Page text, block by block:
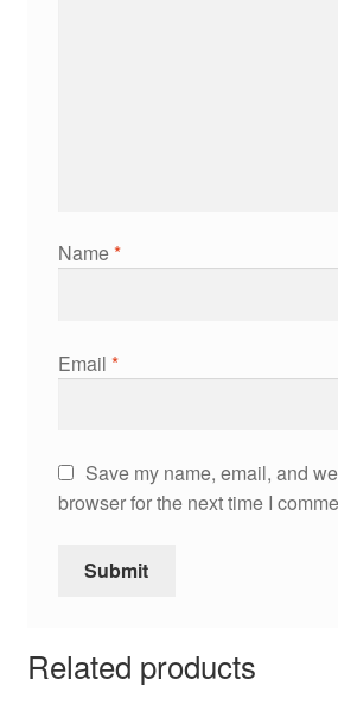
Name*
Email *
Save my name, email, and
browser for the next time I
Related products